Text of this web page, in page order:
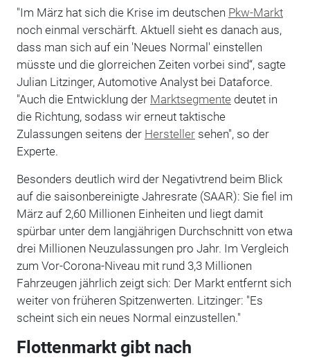
"Im März hat sich die Krise im deutschen Pkw-Markt
noch einmal verschärft. Aktuell sieht es danach aus,
dass man sich auf ein 'Neues Normal' einstellen
müsste und die glorreichen Zeiten vorbei sind“, sagte
Julian Litzinger, Automotive Analyst bei Dataforce.
"Auch die Entwicklung der Marktsegmente deutet in
die Richtung, sodass wir erneut taktische
Zulassungen seitens der Herstellersehen", so der
Experte.
Besonders deutlich wird der Negativtrend beim Blick
auf die saisonbereinigte Jahresrate (SAAR): Sie fiel im
März auf 2,60 Millionen Einheiten und liegt damit
spürbar unter dem langjährigen Durchschnitt von etwa
drei Millionen Neuzulassungen pro Jahr. Im Vergleich
zum Vor-Corona-Niveau mit rund 3,3 Millionen
Fahrzeugen jährlich zeigt sich: Der Markt entfernt sich
weiter von früheren Spitzenwerten. Litzinger: "Es
scheint sich ein neues Normal einzustellen."
Flottenmarkt gibt nach